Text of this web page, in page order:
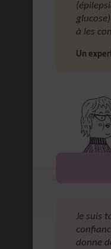
à les
Un
Je suis
donne